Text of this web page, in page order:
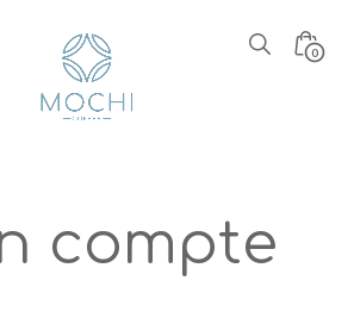
Search0
compte